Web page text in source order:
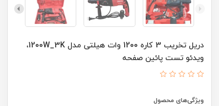
دریل تخریب 3 کاره 1200 وات هیلتی مدل 1200W_3K،
ویدئو تست پائین صفحه
ویژگی‌های محصول